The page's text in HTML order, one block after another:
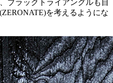
ブラックトライアングルも目
を考えるようにな